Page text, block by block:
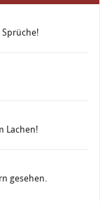
Sprüche!
Lachen!
gesehen.